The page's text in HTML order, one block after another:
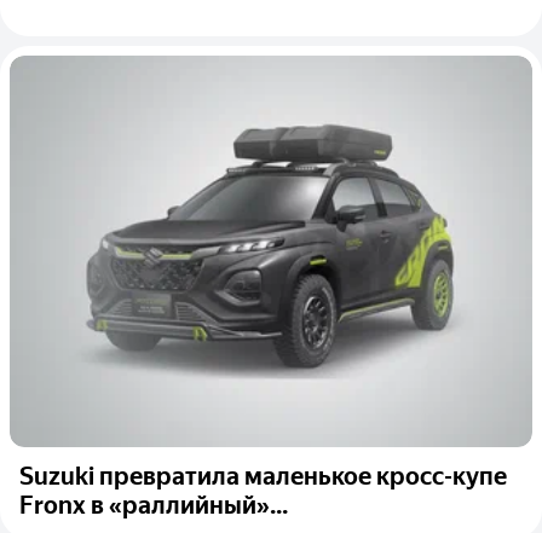
Suzuki превратила маленькое кросс-купе
Fronx в «раллийный»...